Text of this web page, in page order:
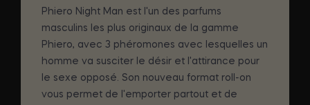
Phiero Night Man est l'un des parfums
masculins les plus originaux de la gamme
Phiero, avec 3 phéromones avec lesquelles un
homme va susciter le désir et l'attirance pour
le sexe opposé. Son nouveau format roll-on
vous permet de l'emporter partout et de